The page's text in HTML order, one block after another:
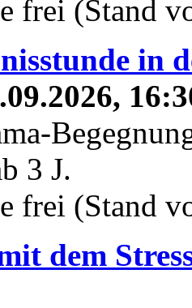
frei (Stand
in
3 J.
frei (Stand
dem